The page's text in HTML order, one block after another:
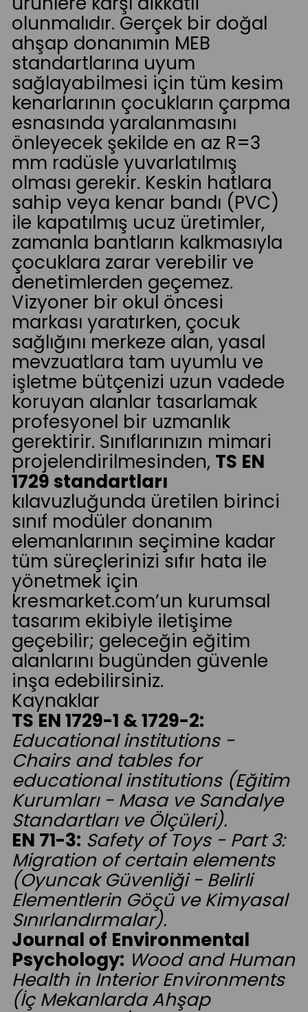
olunmalıdır. Gerçek bir doğal
ahşap donanımın MEB
standartlarına uyum
sağlayabilmesi için tüm kesim
kenarlarının çocukların çarpma
esnasında yaralanmasını
önleyecek şekilde en az R=3
mm radüsle yuvarlatılmış
olması gerekir. Keskin hatlara
sahip veya kenar bandı (PVC)
ile kapatılmış ucuz üretimler,
zamanla bantların kalkmasıyla
çocuklara zarar verebilir ve
denetimlerden geçemez.
Vizyoner bir okul öncesi
markası yaratırken, çocuk
sağlığını merkeze alan, yasal
mevzuatlara tam uyumlu ve
işletme bütçenizi uzun vadede
koruyan alanlar tasarlamak
profesyonel bir uzmanlık
gerektirir. Sınıflarınızın mimari
projelendirilmesinden, TS EN
1729 standartları
kılavuzluğunda üretilen birinci
sınıf modüler donanım
elemanlarının seçimine kadar
tüm süreçlerinizi sıfır hata ile
yönetmek için
kresmarket.com’un kurumsal
tasarım ekibiyle iletişime
geçebilir; geleceğin eğitim
alanlarını bugünden güvenle
inşa edebilirsiniz.
Kaynaklar
TS EN 1729-1 & 1729-2:
Educational institutions -
Chairs and tables for
educational institutions (Eğitim
Kurumları - Masa ve Sandalye
Standartları ve Ölçüleri).
EN 71-3: Safety of Toys - Part 3:
Migration of certain elements
(Oyuncak Güvenliği - Belirli
Elementlerin Göçü ve Kimyasal
Sınırlandırmalar).
Journal of Environmental
Psychology: Wood and Human
Health in Interior Environments
(İç Mekanlarda Ahşap